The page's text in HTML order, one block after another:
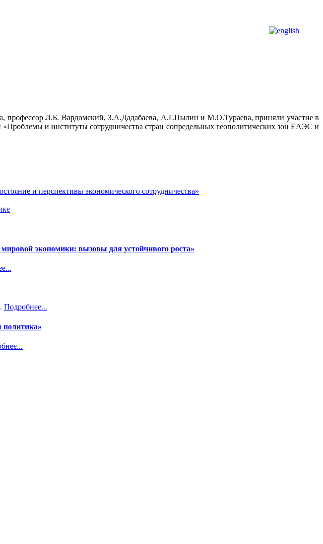
профессор Л.Б. Вардомский, З.А.Дадабаева, А.Г.Пылин и М.О.Тураева, приняли участие в
и институты сотрудничества стран сопредельных геополитических зон ЕАЭС и
и перспективы экономического сотрудничества»
экономики: вызовы для устойчивого роста»
Подробнее...
политика»